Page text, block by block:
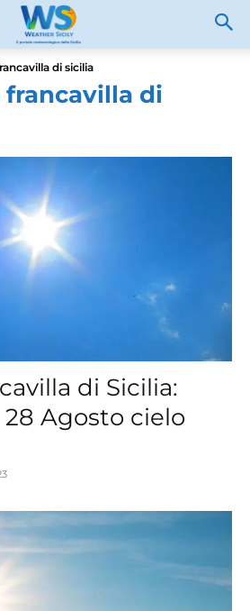
di sicilia
francavilla di
di Sicilia:
Agosto cielo